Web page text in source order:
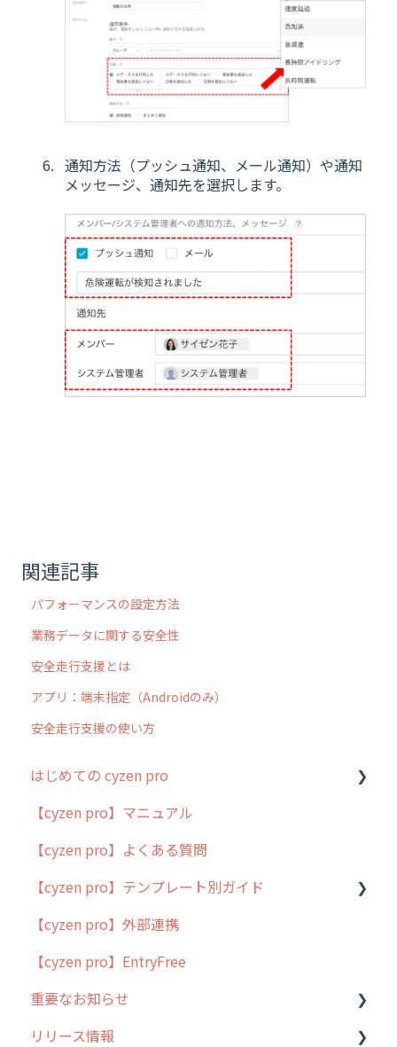
通知方法（プッシュ通知、メール通知）や通知
メッセージ、通知先を選択します。
関連記事
パフォーマンスの設定方法
業務データに関する安全性
安全走行支援とは
アプリ：端末指定（Androidのみ）
安全走行支援の使い方
はじめての cyzen pro
cyzen pro とは？
簡易マニュアル
cyzen proの位置情報取得について
用語集
よくある質問
【cyzen pro】マニュアル
【cyzen pro】よくある質問
【cyzen pro】テンプレート別ガイド
ポスティング
ラウンダー
メンテナンス
外廻り営業
【cyzen pro】外部連携
【cyzen pro】EntryFree
重要なお知らせ
過去の重要なお知らせ
リリース情報